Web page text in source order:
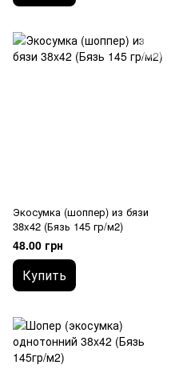
Экосумка (шоппер) из бязи
38x42 (Бязь 145 гр/м2)
48.00 грн
Купить